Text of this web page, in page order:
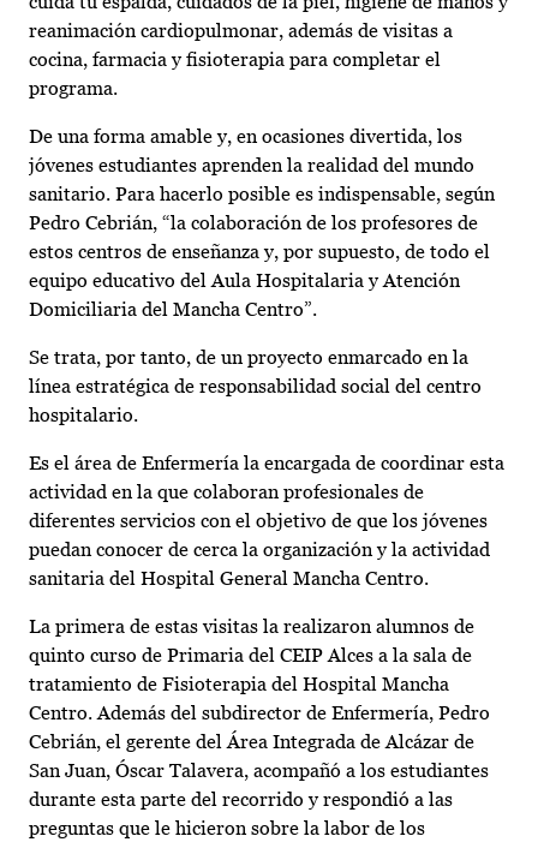
reanimación cardiopulmonar, además de visitas a
cocina, farmacia y fisioterapia para completar el
programa.
De una forma amable y, en ocasiones divertida, los
jóvenes estudiantes aprenden la realidad del mundo
sanitario. Para hacerlo posible es indispensable, según
Pedro Cebrián, “la colaboración de los profesores de
estos centros de enseñanza y, por supuesto, de todo el
equipo educativo del Aula Hospitalaria y Atención
Domiciliaria del Mancha Centro”.
Se trata, por tanto, de un proyecto enmarcado en la
línea estratégica de responsabilidad social del centro
hospitalario.
Es el área de Enfermería la encargada de coordinar esta
actividad en la que colaboran profesionales de
diferentes servicios con el objetivo de que los jóvenes
puedan conocer de cerca la organización y la actividad
sanitaria del Hospital General Mancha Centro.
La primera de estas visitas la realizaron alumnos de
quinto curso de Primaria del CEIP Alces a la sala de
tratamiento de Fisioterapia del Hospital Mancha
Centro. Además del subdirector de Enfermería, Pedro
Cebrián, el gerente del Área Integrada de Alcázar de
San Juan, Óscar Talavera, acompañó a los estudiantes
durante esta parte del recorrido y respondió a las
preguntas que le hicieron sobre la labor de los